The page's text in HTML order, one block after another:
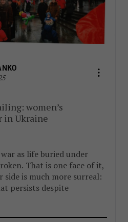
women’s
in Ukraine
as life buried under
That is one face of it,
is much more surreal:
persists despite